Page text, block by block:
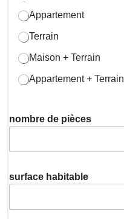
Appartement
Terrain
Maison + Terrain
Appartement + Terrain
nombre de pièces
surface habitable